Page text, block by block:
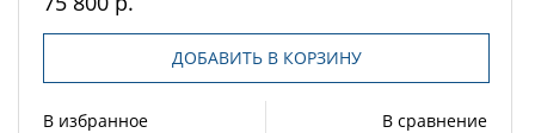
ДОБАВИТЬ В КОРЗИНУ
В избранное В сравнение